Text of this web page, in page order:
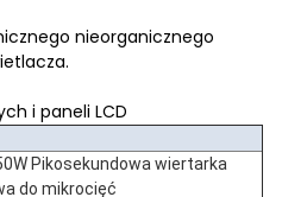
nieorganicznego
i paneli LCD
Pikosekundowa wiertarka
do mikrocięć